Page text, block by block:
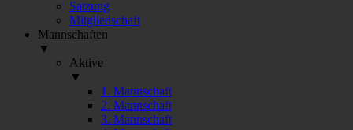
Satzung
Mitgliedschaft
Mannschaften
▼
Aktive
▼
1. Mannschaft
2. Mannschaft
3. Mannschaft